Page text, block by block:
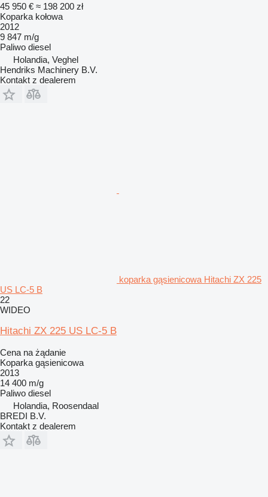
45 950 € ≈ 198 200 zł
Koparka kołowa
2012
9 847 m/g
Paliwo diesel
Holandia, Veghel
Hendriks Machinery B.V.
Kontakt z dealerem
koparka gąsienicowa Hitachi ZX 225
US LC-5 B
22
WIDEO
Hitachi ZX 225 US LC-5 B
Cena na żądanie
Koparka gąsienicowa
2013
14 400 m/g
Paliwo diesel
Holandia, Roosendaal
BREDI B.V.
Kontakt z dealerem